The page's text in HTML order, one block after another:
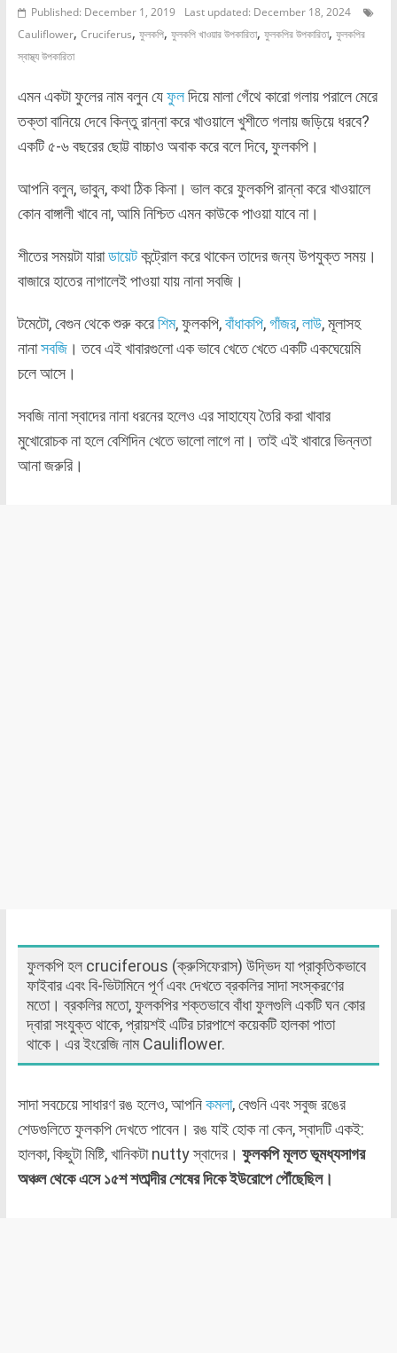
Published: December 1, 2019
Last updated: December 18, 2024
Cauliflower, Cruciferus, ফুলকপি, ফুলকপি খাওয়ার উপকারিতা, ফুলকপির উপকারিতা, ফুলকপির
স্বাস্থ্য উপকারিতা
এমন একটা ফুলের নাম বলুন যেফুলদিয়ে মালা গেঁথে কারো গলায় পরালে মেরে
তক্তা বানিয়ে দেবে কিন্তু রান্না করে খাওয়ালে খুশীতে গলায় জড়িয়ে ধরবে?
একটি ৫-৬ বছরের ছোট্ট বাচ্চাও অবাক করে বলে দিবে, ফুলকপি।
আপনি বলুন, ভাবুন, কথা ঠিক কিনা। ভাল করে ফুলকপি রান্না করে খাওয়ালে
কোন বাঙ্গালী খাবে না, আমি নিশ্চিত এমন কাউকে পাওয়া যাবে না।
শীতের সময়টা যারাডায়েটকন্ট্রোল করে থাকেন তাদের জন্য উপযুক্ত সময়।
বাজারে হাতের নাগালেই পাওয়া যায় নানা সবজি।
টমেটো, বেগুন থেকে শুরু করেশিম, ফুলকপি,বাঁধাকপি,গাঁজর,লাউ, মূলাসহ
নানাসবজি। তবে এই খাবারগুলো এক ভাবে খেতে খেতে একটি একঘেয়েমি
চলে আসে।
সবজি নানা স্বাদের নানা ধরনের হলেও এর সাহায্যে তৈরি করা খাবার
মুখোরোচক না হলে বেশিদিন খেতে ভালো লাগে না। তাই এই খাবারে ভিন্নতা
আনা জরুরি।
ফুলকপি হল cruciferous (ক্রুসিফেরাস) উদ্ভিদ যা প্রাকৃতিকভাবে
ফাইবার এবং বি-ভিটামিনে পূর্ণ এবং দেখতে ব্রকলির সাদা সংস্করণের
মতো। ব্রকলির মতো, ফুলকপির শক্তভাবে বাঁধা ফুলগুলি একটি ঘন কোর
দ্বারা সংযুক্ত থাকে, প্রায়শই এটির চারপাশে কয়েকটি হালকা পাতা
থাকে। এর ইংরেজি নাম Cauliflower.
সাদা সবচেয়ে সাধারণ রঙ হলেও, আপনিকমলা, বেগুনি এবং সবুজ রঙের
শেডগুলিতে ফুলকপি দেখতে পাবেন। রঙ যাই হোক না কেন, স্বাদটি একই:
হালকা, কিছুটা মিষ্টি, খানিকটা nutty স্বাদের। ফুলকপি মূলত ভূমধ্যসাগর
অঞ্চল থেকে এসে ১৫শ শতাব্দীর শেষের দিকে ইউরোপে পৌঁছেছিল।